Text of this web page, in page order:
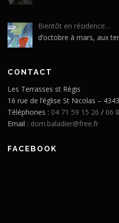
Bientôt en résidence…
d’octobre à mars, aux
CONTACT
Les Terrasses st Régis
16 rue de l’église St Nicolas –
Téléphones : 04 71 59 15 26 / 06
Email : dom.baladier@free.fr
FACEBOOK